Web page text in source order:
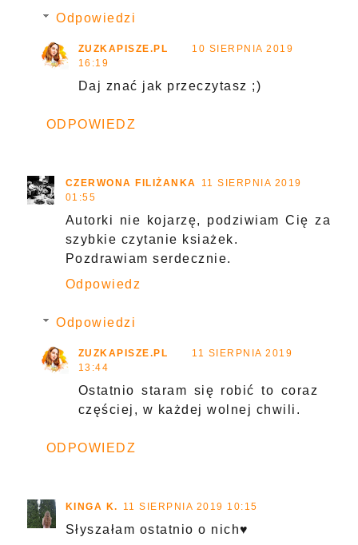
Odpowiedzi
ZUZKAPISZE.PL
10 SIERPNIA 2019
16:19
Daj znać jak przeczytasz ;)
ODPOWIEDZ
CZERWONA FILIŻANKA
11 SIERPNIA 2019
01:55
Autorki nie kojarzę, podziwiam Cię za
szybkie czytanie ksiażek.
Pozdrawiam serdecznie.
Odpowiedz
Odpowiedzi
ZUZKAPISZE.PL
11 SIERPNIA 2019
13:44
Ostatnio staram się robić to coraz
częściej, w każdej wolnej chwili.
ODPOWIEDZ
KINGA K. 11 SIERPNIA 2019 10:15
Słyszałam ostatnio o nich♥